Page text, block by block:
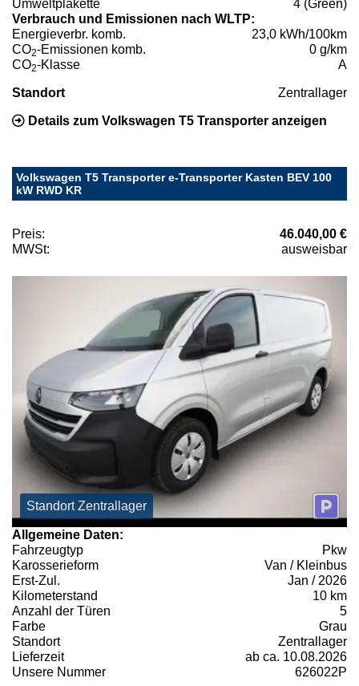
Umweltplakette
4 (Green)
Verbrauch und Emissionen nach WLTP:
Energieverbr. komb.
23,0 kWh/100km
CO2-Emissionen komb.
0 g/km
CO2-Klasse A
Standort Zentrallager
Details zum Volkswagen T5 Transporter anzeigen
Volkswagen T5 Transporter e-Transporter Kasten BEV 100
kW RWD KR
Preis:
46.040,00 €
MWSt:
ausweisbar
Standort Zentrallager
Allgemeine Daten:
Fahrzeugtyp
Pkw
Karosserieform
Van / Kleinbus
Erst-Zul.
Jan / 2026
Kilometerstand
10 km
Anzahl der Türen
5
Farbe
Grau
Standort
Zentrallager
Lieferzeit
ab ca. 10.08.2026
Unsere Nummer
626022P